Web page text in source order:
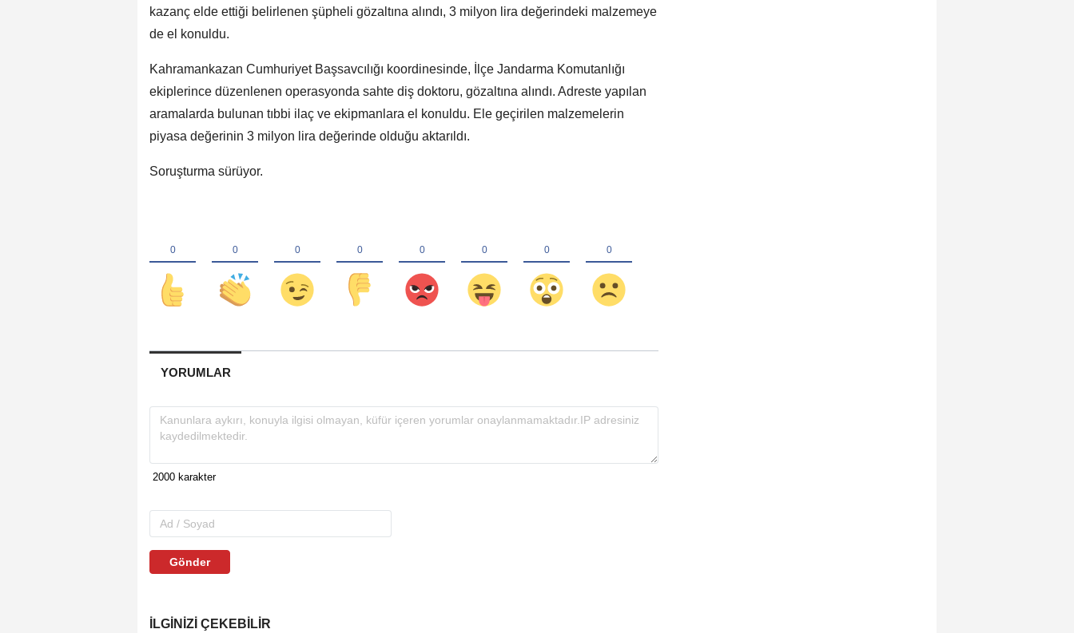
kazanç elde ettiği belirlenen şüpheli gözaltına alındı, 3 milyon lira değerindeki malzemeye
de el konuldu.
Kahramankazan Cumhuriyet Başsavcılığı koordinesinde, İlçe Jandarma Komutanlığı
ekiplerince düzenlenen operasyonda sahte diş doktoru, gözaltına alındı. Adreste yapılan
aramalarda bulunan tıbbi ilaç ve ekipmanlara el konuldu. Ele geçirilen malzemelerin
piyasa değerinin 3 milyon lira değerinde olduğu aktarıldı.
Soruşturma sürüyor.
YORUMLAR
Gönder
İLGINIZI ÇEKEBILIR